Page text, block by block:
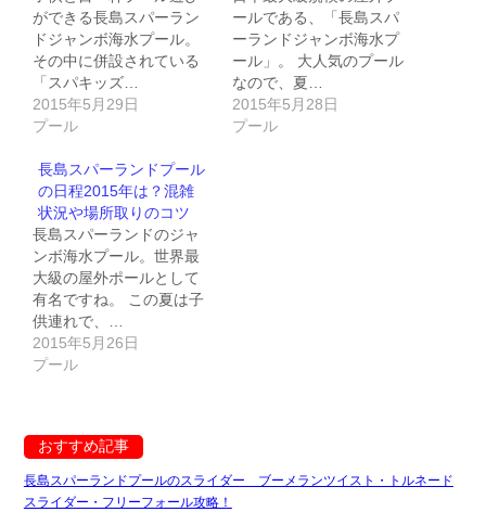
ができる長島スパーラン
ドジャンボ海水プール。
その中に併設されている
「スパキッズ…
2015年5月29日
プール
ールである、「長島スパ
ーランドジャンボ海水プ
ール」。 大人気のプール
なので、夏…
2015年5月28日
プール
長島スパーランドプール
の日程2015年は？混雑
状況や場所取りのコツ
長島スパーランドのジャ
ンボ海水プール。世界最
大級の屋外ポールとして
有名ですね。 この夏は子
供連れで、…
2015年5月26日
プール
おすすめ記事
長島スパーランドプールのスライダー ブーメランツイスト・トルネード
スライダー・フリーフォール攻略！